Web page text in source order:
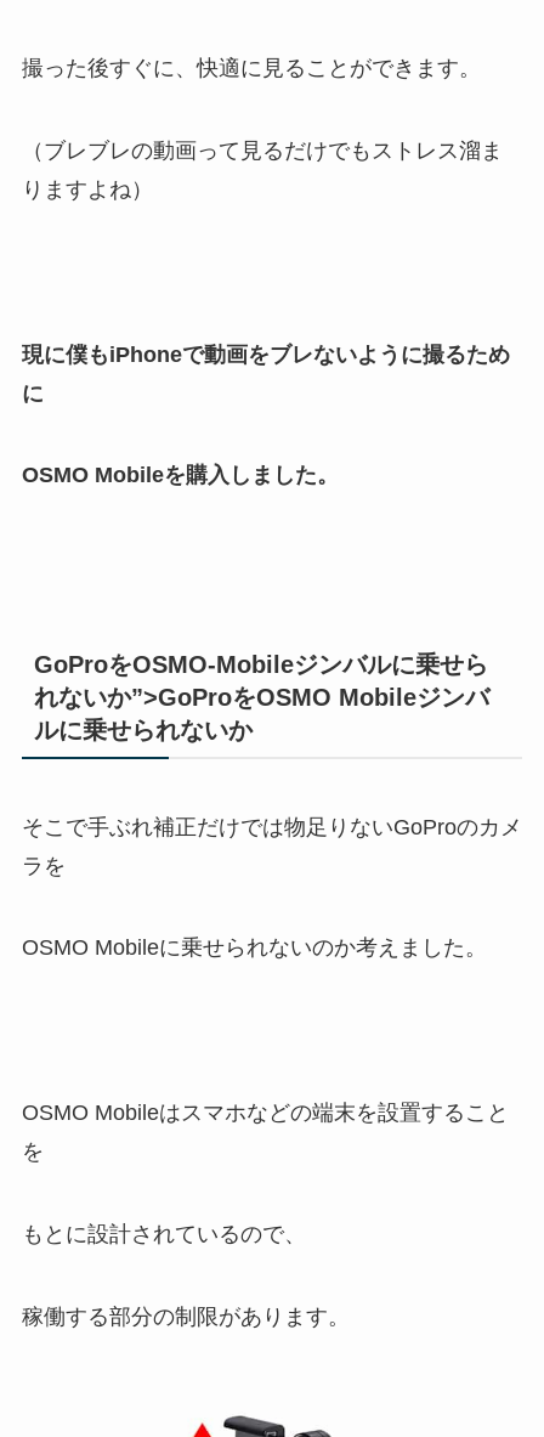
撮った後すぐに、快適に見ることができます。
（ブレブレの動画って見るだけでもストレス溜ま
りますよね）
現に僕もiPhoneで動画をブレないように撮るため
に
OSMO Mobileを購入しました。
GoProをOSMO-Mobileジンバルに乗せら
れないか”>GoProをOSMO Mobileジンバ
ルに乗せられないか
そこで手ぶれ補正だけでは物足りないGoProのカメ
ラを
OSMO Mobileに乗せられないのか考えました。
OSMO Mobileはスマホなどの端末を設置すること
を
もとに設計されているので、
稼働する部分の制限があります。